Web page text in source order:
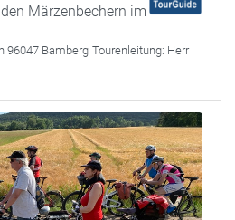
Märzenbechern im
96047 Bamberg Tourenleitung: Herr